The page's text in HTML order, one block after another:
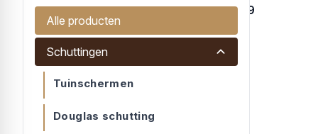
Alle producten
Schuttingen
Tuinschermen
Douglas schutting
Dichtscherm grenen geïmpregneerd, 19
planks + 2 koplatten
Een dichtscherm in grenen geïmpregn...
€ 87,75